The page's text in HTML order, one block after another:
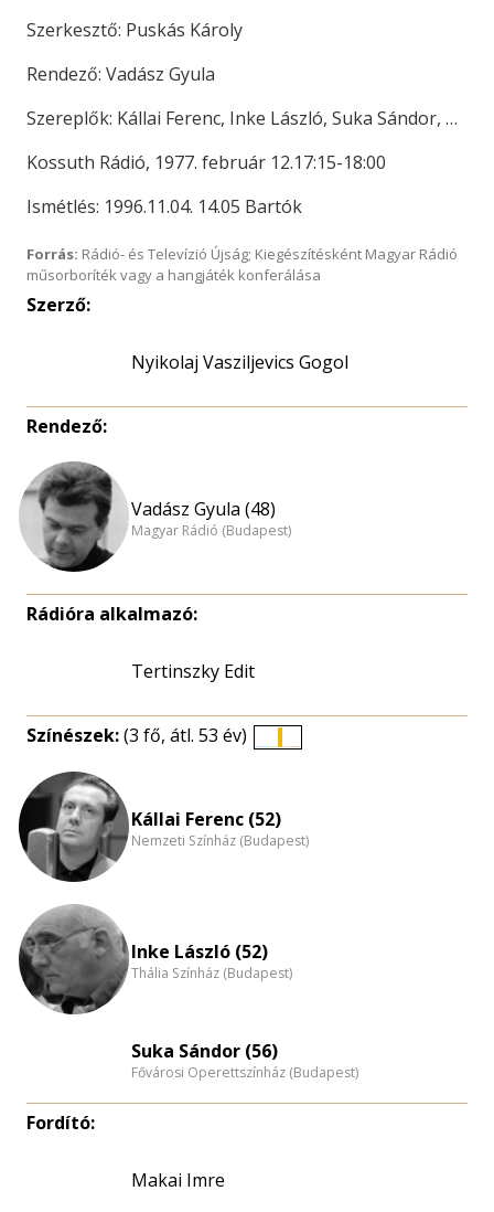
Szerkesztő: Puskás Károly
Rendező: Vadász Gyula
Szereplők: Kállai Ferenc, Inke László, Suka Sándor, …
Kossuth Rádió, 1977. február 12.17:15-18:00
Ismétlés: 1996.11.04. 14.05 Bartók
Forrás: Rádió- és Televízió Újság; Kiegészítésként Magyar Rádió
műsorboríték vagy a hangjáték konferálása
Szerző:
Nyikolaj Vasziljevics Gogol
Rendező:
Vadász Gyula (48)
Magyar Rádió (Budapest)
Rádióra alkalmazó:
Tertinszky Edit
Színészek:(3 fő, átl. 53 év)
nagyítása
Kállai Ferenc (52)
Nemzeti Színház (Budapest)
Inke László (52)
Thália Színház (Budapest)
Suka Sándor (56)
Fővárosi Operettszínház (Budapest)
Fordító:
Makai Imre